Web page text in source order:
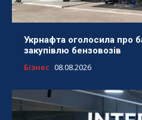
Укрнафта оголосила про
закупівлю бензовозів
Бізнес 08.08.2026